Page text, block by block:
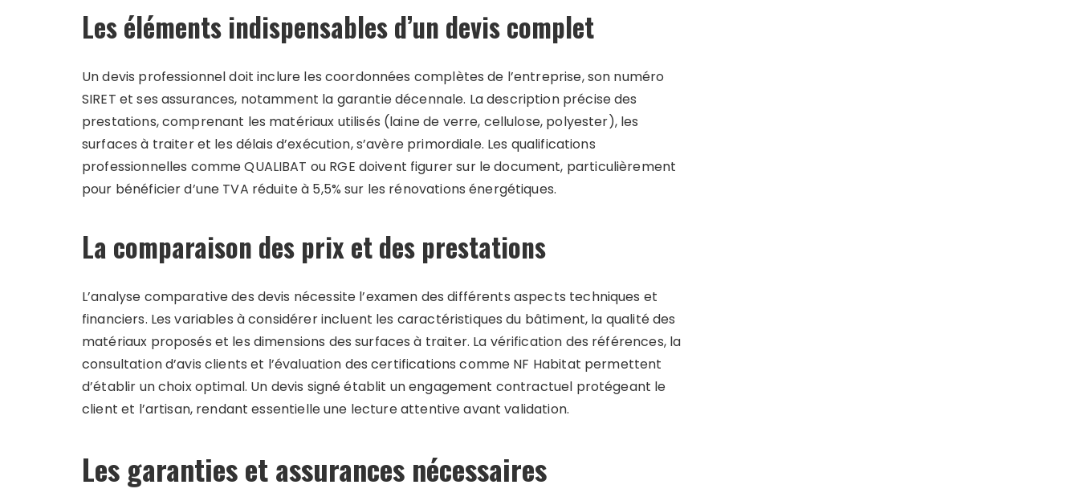
Les éléments indispensables d’un devis complet
Un devis professionnel doit inclure les coordonnées complètes de l’entreprise, son numéro
SIRET et ses assurances, notamment la garantie décennale. La description précise des
prestations, comprenant les matériaux utilisés (laine de verre, cellulose, polyester), les
surfaces à traiter et les délais d’exécution, s’avère primordiale. Les qualifications
professionnelles comme QUALIBAT ou RGE doivent figurer sur le document, particulièrement
pour bénéficier d’une TVA réduite à 5,5% sur les rénovations énergétiques.
La comparaison des prix et des prestations
L’analyse comparative des devis nécessite l’examen des différents aspects techniques et
financiers. Les variables à considérer incluent les caractéristiques du bâtiment, la qualité des
matériaux proposés et les dimensions des surfaces à traiter. La vérification des références, la
consultation d’avis clients et l’évaluation des certifications comme NF Habitat permettent
d’établir un choix optimal. Un devis signé établit un engagement contractuel protégeant le
client et l’artisan, rendant essentielle une lecture attentive avant validation.
Les garanties et assurances nécessaires